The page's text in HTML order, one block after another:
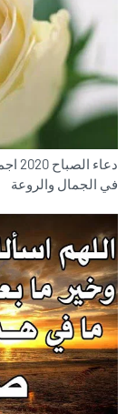
في الجمال والروعة